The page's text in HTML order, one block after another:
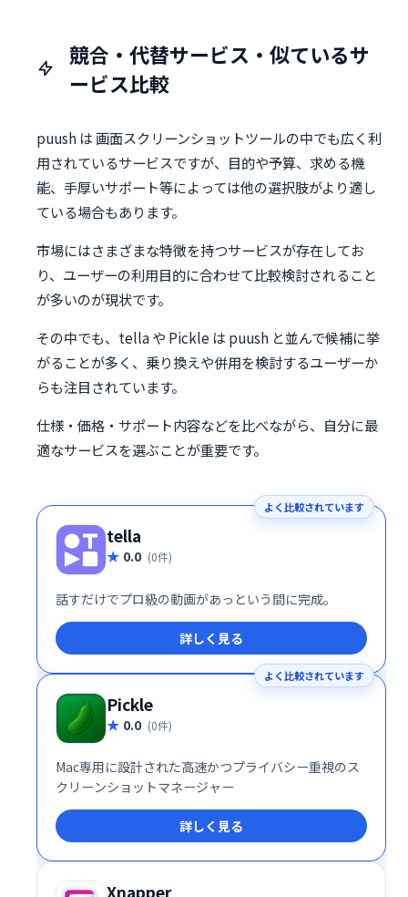
競合・代替サービス・似ているサ
ービス比較
puush は 画面スクリーンショットツールの中でも広く利
用されているサービスですが、目的や予算、求める機
能、手厚いサポート等によっては他の選択肢がより適し
ている場合もあります。
市場にはさまざまな特徴を持つサービスが存在してお
り、ユーザーの利用目的に合わせて比較検討されること
が多いのが現状です。
その中でも、tella や Pickle は puush と並んで候補に挙
がることが多く、乗り換えや併用を検討するユーザーか
らも注目されています。
仕様・価格・サポート内容などを比べながら、自分に最
適なサービスを選ぶことが重要です。
よく比較されています
tella
0.0 (0件)
話すだけでプロ級の動画があっという間に完成。
詳しく見る
よく比較されています
Pickle
0.0 (0件)
Mac専用に設計された高速かつプライバシー重視のス
クリーンショットマネージャー
詳しく見る
Xnapper